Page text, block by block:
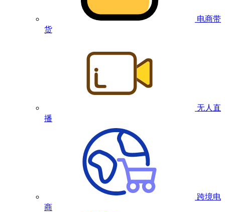
电商带
货
无人直
播
跨境电
商